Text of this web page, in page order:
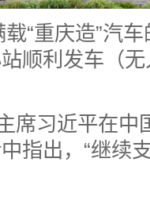
“重庆造”汽
顺利发车（
习近平在中
指出，“继续